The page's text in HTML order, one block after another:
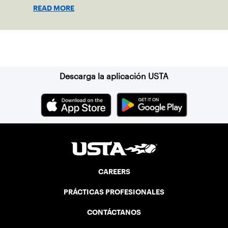
READ MORE
Descarga la aplicación USTA
CAREERS
PRÁCTICAS PROFESIONALES
CONTÁCTANOS